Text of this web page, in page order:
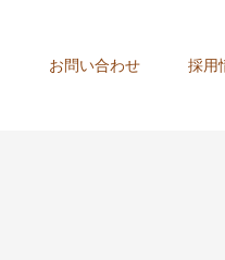
お問い合わせ 採用